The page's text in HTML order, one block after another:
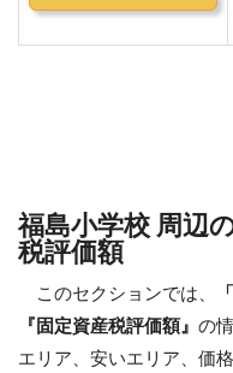
福島小学校 周辺
税評価額
このセクションでは、
『固定資産税評価額』 の
エリア、安いエリア、価